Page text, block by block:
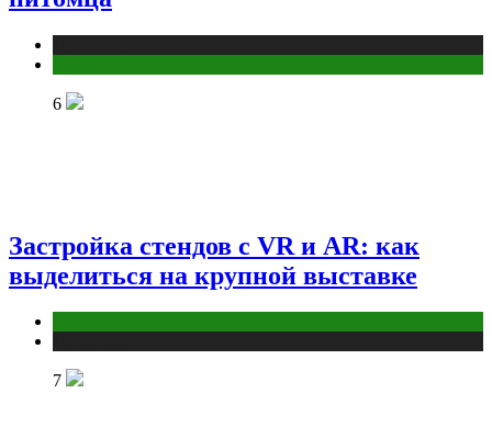
6
Застройка стендов с VR и AR: как
выделиться на крупной выставке
7